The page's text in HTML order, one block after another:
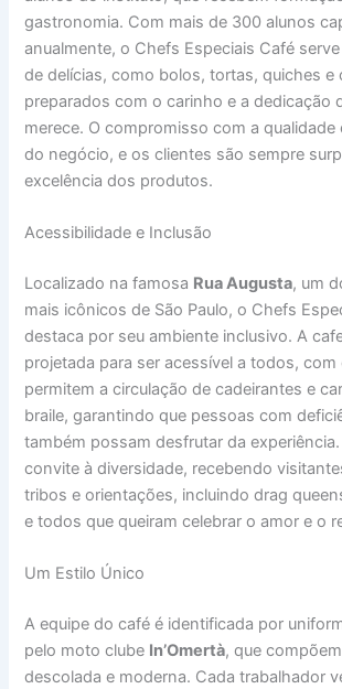
gastronomia. Com mais de 300 alunos
anualmente, o Chefs Especiais Café
de delícias, como bolos, tortas, quiches e
preparados com o carinho e a dedicação
merece. O compromisso com a qualidade
do negócio, e os clientes são sempre
excelência dos produtos.
Acessibilidade e Inclusão
Localizado na famosa Rua Augusta, um
mais icônicos de São Paulo, o Chefs
destaca por seu ambiente inclusivo. A
projetada para ser acessível a todos, com
permitem a circulação de cadeirantes e
braile, garantindo que pessoas com
também possam desfrutar da experiência.
convite à diversidade, recebendo
tribos e orientações, incluindo drag
e todos que queiram celebrar o amor e o
Um Estilo Único
A equipe do café é identificada por
pelo moto clube In’Omertà, que
descolada e moderna. Cada trabalhador